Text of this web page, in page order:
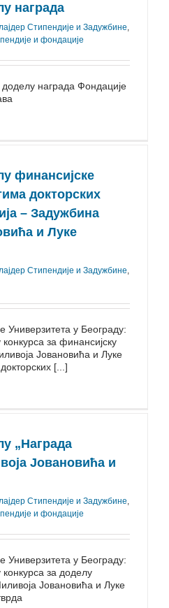
награда
Стипендије и Задужбине,
и фондације
награда Фондацијe
финансијске
докторских
– Задужбина
и Луке
Стипендије и Задужбине,
у Београду:
за финансијску
Јовановића и Луке
[...]
„Награда
Јовановића и
Стипендије и Задужбине,
и фондације
у Београду:
за доделу
Јовановића и Луке